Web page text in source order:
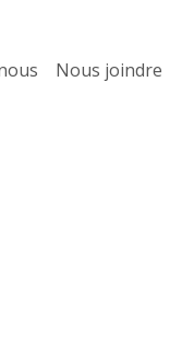
Nous joindre